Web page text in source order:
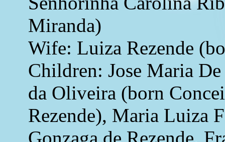
Miranda)
Wife: Luiza Rezende
Children: Jose Maria
da Oliveira (born
Rezende), Maria Luiza
Gonzaga de Rezende,